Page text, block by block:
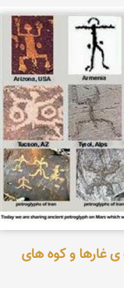
نقوش انسان های بالدار بر دیواره ی غارها و کوه های